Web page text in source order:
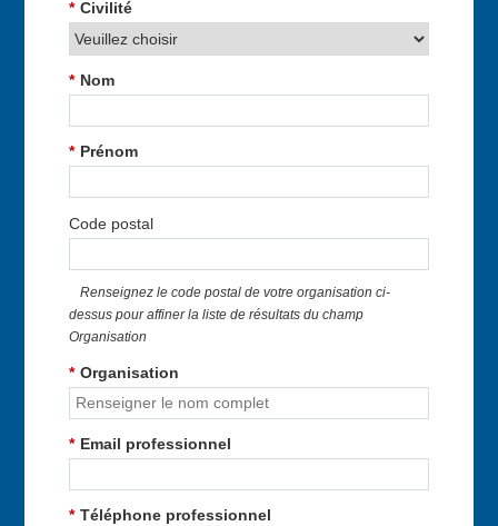
* Civilité
* Nom
* Prénom
Code postal
Renseignez le code postal de votre organisation ci-
dessus pour affiner la liste de résultats du champ
Organisation
* Organisation
* Email professionnel
* Téléphone professionnel